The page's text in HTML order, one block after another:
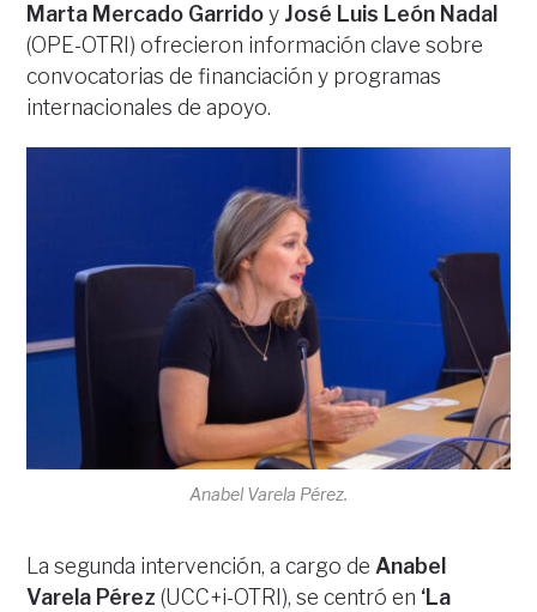
Marta Mercado Garridoy José Luis León Nadal
(OPE-OTRI) ofrecieron información clave sobre
convocatorias de financiación y programas
internacionales de apoyo.
Anabel Varela Pérez.
La segunda intervención, a cargo de Anabel
Varela Pérez (UCC+i-OTRI), se centró en ‘La